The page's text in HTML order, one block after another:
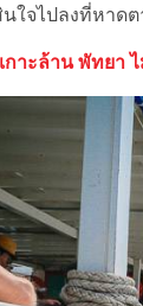
ใจไปลงที่หาด
กาะล้าน พัทยา